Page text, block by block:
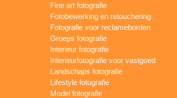
Fine art fotografie
Fotobewerking en retouchering
Fotografie voor reclameborden
Groeps fotografie
Interieur fotografie
Interieurfotografie voor vastgoed
Landschaps fotografie
Lifestyle fotografie
Model fotografie